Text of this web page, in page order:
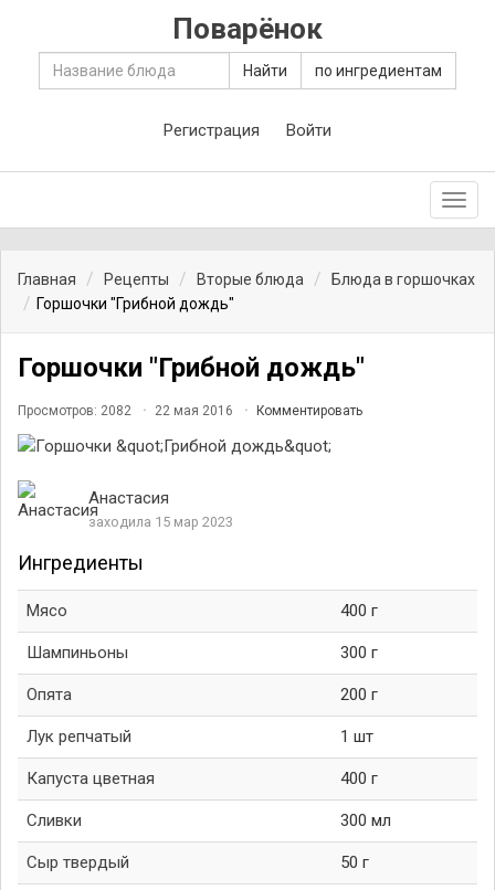
Поварёнок
Найти по ингредиентам
Регистрация Войти
Главная Рецепты Вторые блюда
Блюда в горшочках
Горшочки "Грибной дождь"
Горшочки "Грибной дождь"
Просмотров: 2082 22 мая 2016 Комментировать
Анастасия
заходила 15 мар 2023
Ингредиенты
Мясо 400 г
Шампиньоны 300 г
Опята 200 г
Лук репчатый 1 шт
Капуста цветная 400 г
Сливки 300 мл
Сыр твердый 50 г